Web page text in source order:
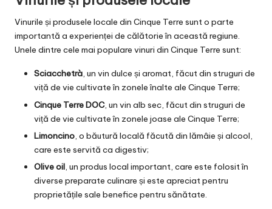
Vinurile și produsele locale din Cinque Terre sunt o parte
importantă a experienței de călătorie în această regiune.
Unele dintre cele mai populare vinuri din Cinque Terre sunt:
Sciacchetrà, un vin dulce și aromat, făcut din struguri de
viță de vie cultivate în zonele înalte ale Cinque Terre;
Cinque Terre DOC, un vin alb sec, făcut din struguri de
viță de vie cultivate în zonele joase ale Cinque Terre;
Limoncino, o băutură locală făcută din lămâie și alcool,
care este servită ca digestiv;
Olive oil, un produs local important, care este folosit în
diverse preparate culinare și este apreciat pentru
proprietățile sale benefice pentru sănătate.